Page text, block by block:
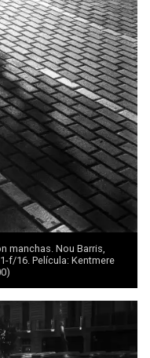
manchas. Nou Barris,
f/16. Película: Kentmere